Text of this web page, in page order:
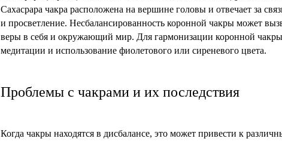
Сахасрара чакра расположена на вершине головы и отвечает за
и просветление. Несбалансированность коронной чакры может
веры в себя и окружающий мир. Для гармонизации коронной
медитации и использование фиолетового или сиреневого цвета.
Проблемы с чакрами и их последствия
Когда чакры находятся в дисбалансе, это может привести к